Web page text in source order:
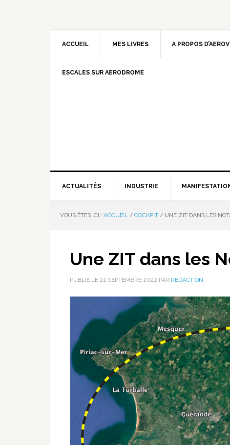
ACCUEIL MES LIVRES A PROPOS
ESCALES SUR AERODROME
ACTUALITÉS INDUSTRIE
VOUS ÊTES ICI : ACCUEIL / COCKPIT / UNE ZIT DANS LES
Une ZIT dans les
PUBLIÉ LE 22 SEPTEMBRE 2022 PAR RÉDACTION